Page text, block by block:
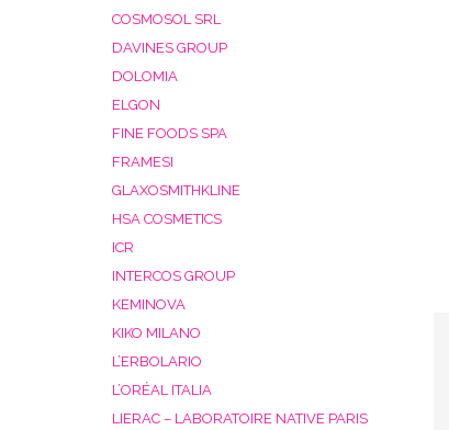
COSMOSOL SRL
DAVINES GROUP
DOLOMIA
ELGON
FINE FOODS SPA
FRAMESI
GLAXOSMITHKLINE
HSA COSMETICS
ICR
INTERCOS GROUP
KEMINOVA
KIKO MILANO
L’ERBOLARIO
L’ORÉAL ITALIA
LIERAC – LABORATOIRE NATIVE PARIS